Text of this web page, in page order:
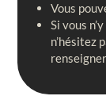
Vous
Si vous
n’hésitez